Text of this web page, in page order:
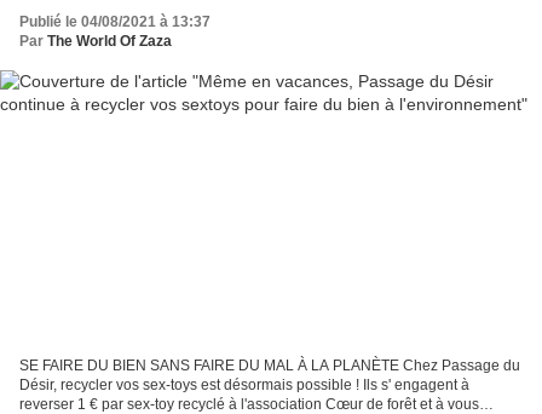
Publié le 04/08/2021 à 13:37
Par The World Of Zaza
SE FAIRE DU BIEN SANS FAIRE DU MAL À LA PLANÈTE Chez Passage du
Désir, recycler vos sex-toys est désormais possible ! Ils s' engagent à
reverser 1 € par sex-toy recyclé à l'association Cœur de forêt et à vous